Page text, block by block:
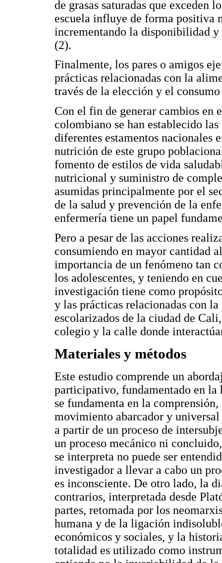
de grasas saturadas que exceden
escuela influye de forma positiva
incrementando la disponibilidad
(2).
Finalmente, los pares o amigos
prácticas relacionadas con la
través de la elección y el
Con el fin de generar cambios en
colombiano se han establecido
diferentes estamentos
nutrición de este grupo
fomento de estilos de vida
nutricional y suministro de
asumidas principalmente por el
de la salud y prevención de la
enfermería tiene un papel
Pero a pesar de las acciones
consumiendo en mayor cantidad
importancia de un fenómeno tan
los adolescentes, y teniendo en
investigación tiene como
y las prácticas relacionadas con
escolarizados de la ciudad de
colegio y la calle donde
Materiales y métodos
Este estudio comprende un
participativo, fundamentado en
se fundamenta en la
movimiento abarcador y
a partir de un proceso de
un proceso mecánico ni
se interpreta no puede ser
investigador a llevar a cabo un
es inconsciente. De otro lado, la
contrarios, interpretada desde
partes, retomada por los
humana y de la ligación
económicos y sociales, y la
totalidad es utilizado como